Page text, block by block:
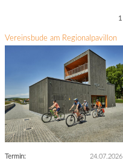
1
Vereinsbude am Regionalpavillon
Termin: 24.07.2026